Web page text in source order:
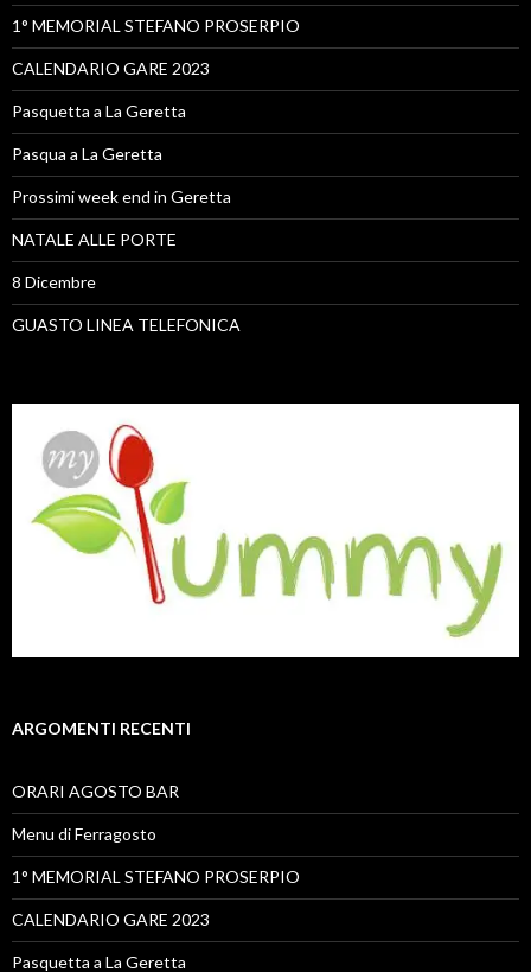
1° MEMORIAL STEFANO PROSERPIO
CALENDARIO GARE 2023
Pasquetta a La Geretta
Pasqua a La Geretta
Prossimi week end in Geretta
NATALE ALLE PORTE
8 Dicembre
GUASTO LINEA TELEFONICA
ARGOMENTI RECENTI
ORARI AGOSTO BAR
Menu di Ferragosto
1° MEMORIAL STEFANO PROSERPIO
CALENDARIO GARE 2023
Pasquetta a La Geretta